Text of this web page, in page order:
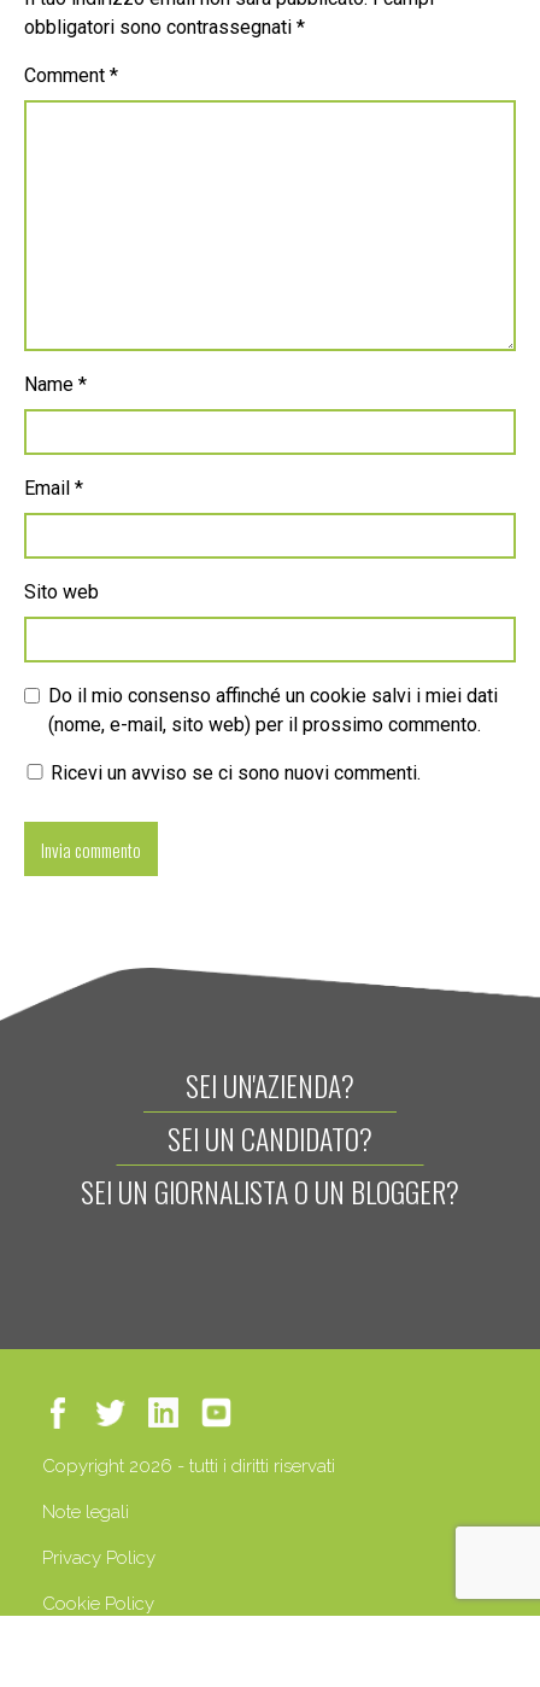
obbligatori sono contrassegnati *
Comment *
Name *
Email *
Sito web
Do il mio consenso affinché un cookie salvi i miei dati
(nome, e-mail, sito web) per il prossimo commento.
Ricevi un avviso se ci sono nuovi commenti.
SEI UN'AZIENDA?
SEI UN CANDIDATO?
SEI UN GIORNALISTA O UN BLOGGER?
Copyright 2026 - tutti i diritti riservati
Note legali
Privacy Policy
Cookie Policy